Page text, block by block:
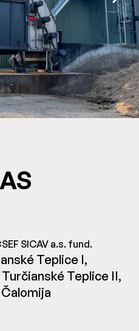
SICAV a.s. fund.
Teplice I,
Turčianské Teplice II,